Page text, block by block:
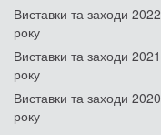
Виставки та заходи 2022
року
Виставки та заходи 2021
року
Виставки та заходи 2020
року